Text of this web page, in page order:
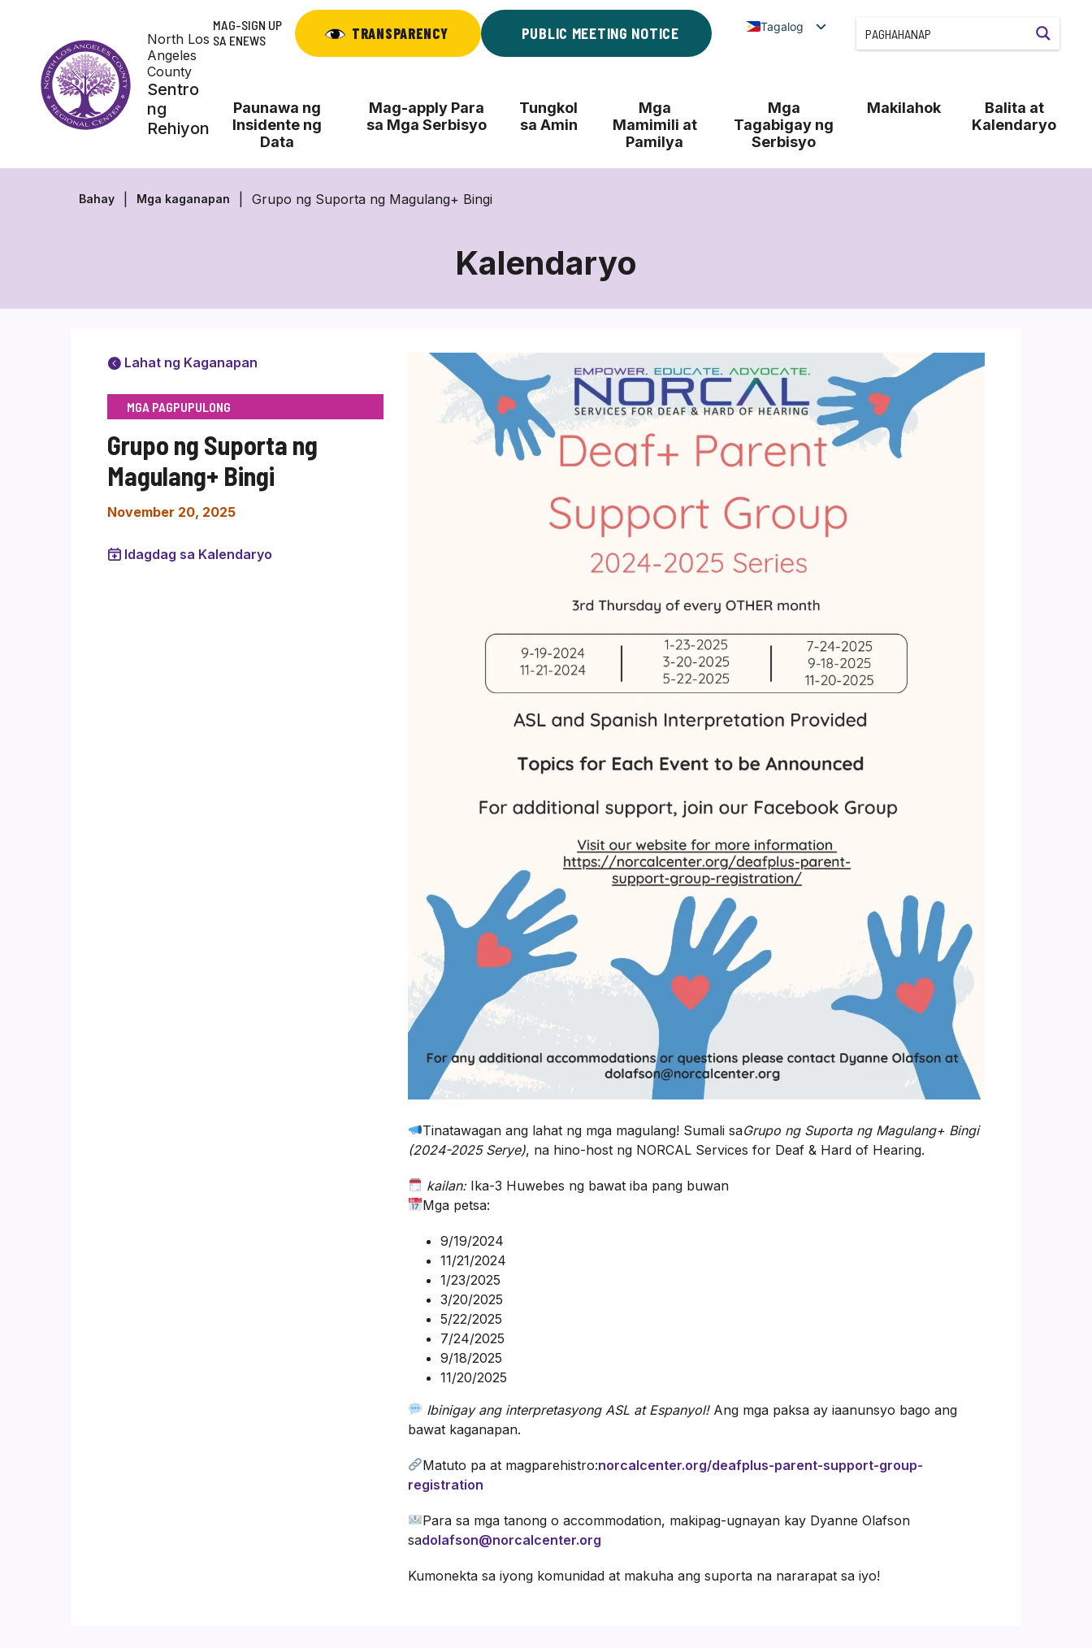
North Los
Angeles
County
Sentro
ng
Rehiyon
MAG-SIGN UP
SA ENEWS
TRANSPARENCY PUBLIC MEETING NOTICE Tagalog
Paunawa ng
Insidente ng
Data
Mag-apply Para
sa Mga Serbisyo
Tungkol
sa Amin
Mga
Mamimili at
Pamilya
Mga
Tagabigay ng
Serbisyo
Makilahok
Balita at
Kalendaryo
Bahay Mga kaganapan Grupo ng Suporta ng Magulang+ Bingi
Kalendaryo
Lahat ng Kaganapan
MGA PAGPUPULONG
Grupo ng Suporta ng
Magulang+ Bingi
November 20, 2025
Idagdag sa Kalendaryo
Tinatawagan ang lahat ng mga magulang! Sumali saGrupo ng Suporta ng Magulang+ Bingi
(2024-2025 Serye), na hino-host ng NORCAL Services for Deaf & Hard of Hearing.
kailan:Ika-3 Huwebes ng bawat iba pang buwan
Mga petsa:
9/19/2024
11/21/2024
1/23/2025
3/20/2025
5/22/2025
7/24/2025
9/18/2025
11/20/2025
Ibinigay ang interpretasyong ASL at Espanyol!Ang mga paksa ay iaanunsyo bago ang
bawat kaganapan.
Matuto pa at magparehistro:norcalcenter.org/deafplus-parent-support-group-
registration
Para sa mga tanong o accommodation, makipag-ugnayan kay Dyanne Olafson
sadolafson@norcalcenter.org
Kumonekta sa iyong komunidad at makuha ang suporta na nararapat sa iyo!